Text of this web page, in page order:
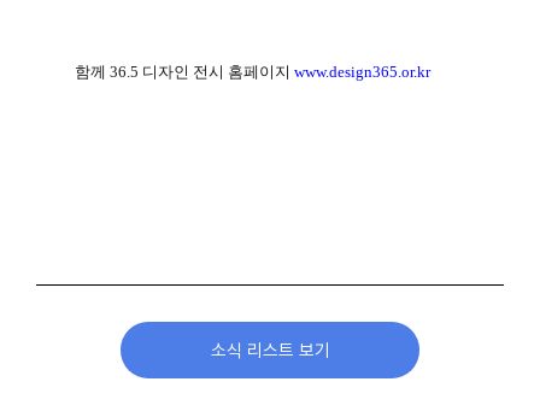
함께 36.5 디자인 전시 홈페이지www.design365.or.kr
소식 리스트 보기